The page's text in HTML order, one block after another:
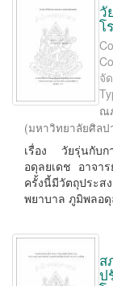
วั
โ
จั
ณ
(มหาวิทยาลัยศิลป
เรื่อง วัยรุ่นกับก
อดุลยเดช อาจา
ครั้งนี้มีวัตถุประส
พยาบาล ภูมิพลอ
ส
ป